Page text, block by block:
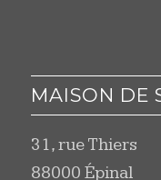
MAISON DE
31, rue Thiers
88000 Épinal